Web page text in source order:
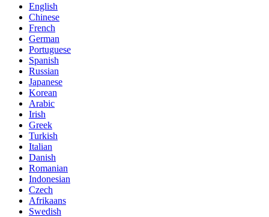
English
Chinese
French
German
Portuguese
Spanish
Russian
Japanese
Korean
Arabic
Irish
Greek
Turkish
Italian
Danish
Romanian
Indonesian
Czech
Afrikaans
Swedish